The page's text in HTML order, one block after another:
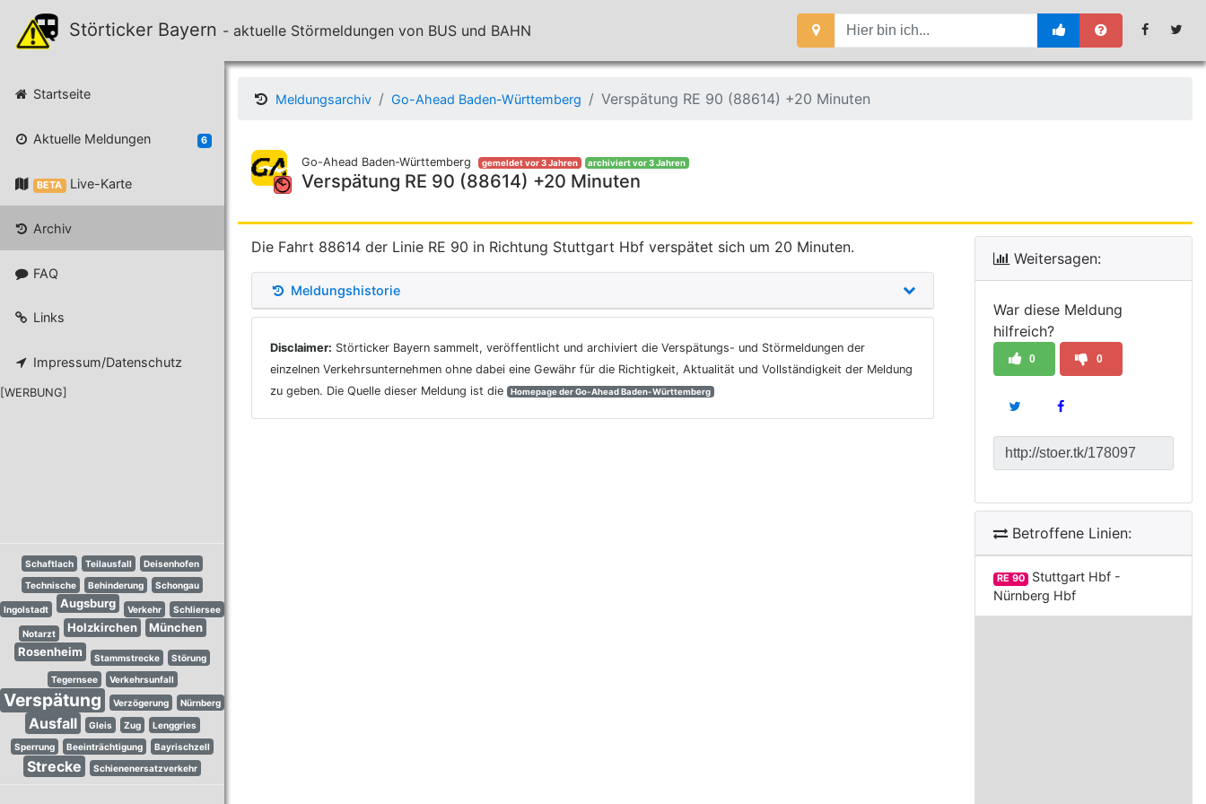
Störticker Bayern - aktuelle Störmeldungen von BUS und BAHN
Startseite
Aktuelle Meldungen 6
BETA Live-Karte
Archiv
FAQ
Links
Impressum/Datenschutz
[WERBUNG]
Schaftlach Teilausfall
Deisenhofen
Technische
Behinderung Schongau
Ingolstadt Augsburg Verkehr Schliersee
Notarzt Holzkirchen
München
Rosenheim
Stammstrecke
Störung
Tegernsee
Verkehrsunfall
Verspätung Verzögerung Nürnberg
Ausfall Gleis Zug
Lenggries
Sperrung
Beeinträchtigung Bayrischzell
Strecke Schienenersatzverkehr
Meldungsarchiv Go-Ahead Baden-Württemberg Verspätung RE 90 (88614) +20 Minuten
Go-Ahead Baden-Württemberg gemeldet vor 3 Jahren archiviert vor 3 Jahren
Verspätung RE 90 (88614) +20 Minuten
Die Fahrt 88614 der Linie RE 90 in Richtung Stuttgart Hbf verspätet sich um 20 Minuten.
Meldungshistorie
Disclaimer: Störticker Bayern sammelt, veröffentlicht und archiviert die Verspätungs- und Störmeldungen der
einzelnen Verkehrsunternehmen ohne dabei eine Gewähr für die Richtigkeit, Aktualität und Vollständigkeit der Meldung
zu geben. Die Quelle dieser Meldung ist die
Homepage der Go-Ahead Baden-Württemberg
Weitersagen:
War diese Meldung
hilfreich?
0 0
Betroffene Linien:
RE 90
Stuttgart Hbf -
Nürnberg Hbf